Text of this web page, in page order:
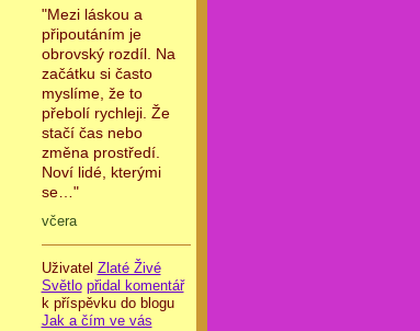
"Mezi láskou a
připoutáním je
obrovský rozdíl. Na
začátku si často
myslíme, že to
přebolí rychleji. Že
stačí čas nebo
změna prostředí.
Noví lidé, kterými
se…"
včera
Uživatel Zlaté Živé
Světlo přidal komentář
k příspěvku do blogu
Jak a čím ve vás